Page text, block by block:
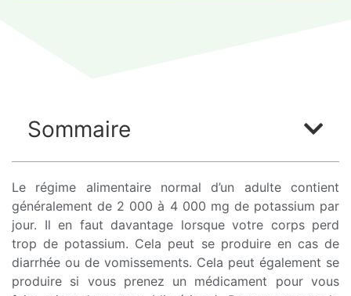
Sommaire
Le régime alimentaire normal d’un adulte contient
généralement de 2 000 à 4 000 mg de potassium par
jour. Il en faut davantage lorsque votre corps perd
trop de potassium. Cela peut se produire en cas de
diarrhée ou de vomissements. Cela peut également se
produire si vous prenez un médicament pour vous